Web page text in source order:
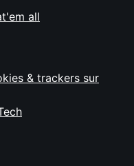
all
& trackers sur